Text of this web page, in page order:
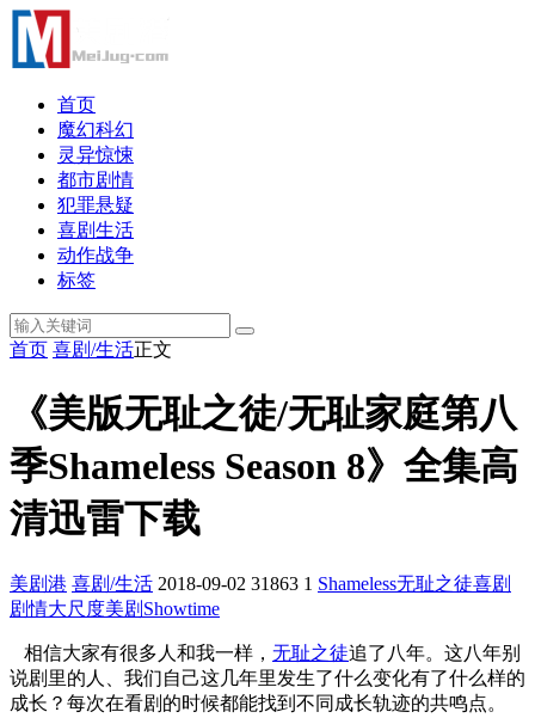
首页
魔幻科幻
灵异惊悚
都市剧情
犯罪悬疑
喜剧生活
动作战争
标签
首页 喜剧/生活正文
《美版无耻之徒/无耻家庭第八
季Shameless Season 8》全集高
清迅雷下载
美剧港 喜剧/生活 2018-09-02 31863 1 Shameless无耻之徒喜剧
剧情大尺度美剧 Showtime
相信大家有很多人和我一样， 无耻之徒追了八年。这八年别
说剧里的人、我们自己这几年里发生了什么变化有了什么样的
成长？每次在看剧的时候都能找到不同成长轨迹的共鸣点。